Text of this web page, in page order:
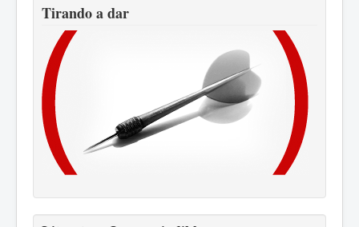
Tirando a dar